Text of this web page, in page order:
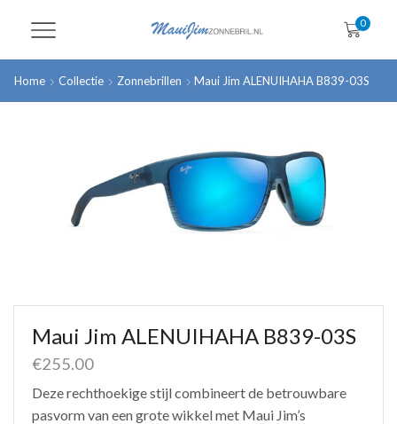
0
Home Collectie Zonnebrillen Maui Jim ALENUIHAHA B839-03S
Maui Jim ALENUIHAHA B839-03S
€255.00
Deze rechthoekige stijl combineert de betrouwbare
pasvorm van een grote wikkel met Maui Jim’s